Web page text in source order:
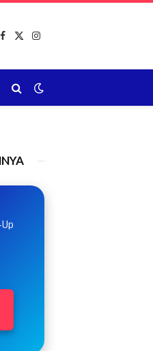
Facebook
X
Instagram